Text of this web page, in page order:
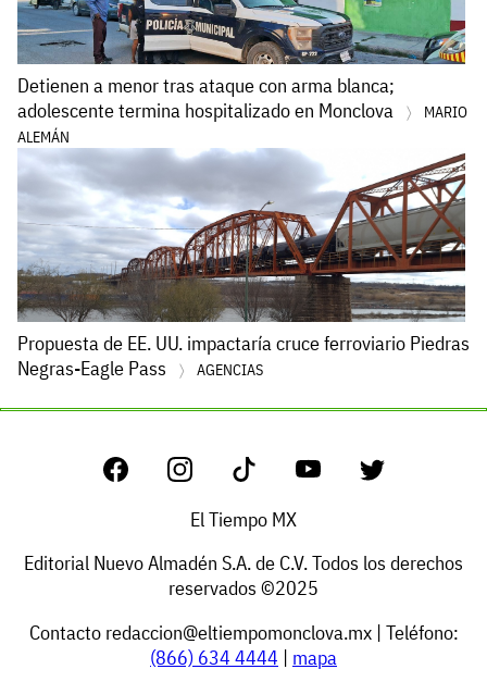
Detienen a menor tras ataque con arma blanca;
adolescente termina hospitalizado en Monclova
MARIO
ALEMÁN
Propuesta de EE. UU. impactaría cruce ferroviario Piedras
Negras-Eagle Pass
AGENCIAS
El Tiempo MX
Editorial Nuevo Almadén S.A. de C.V. Todos los derechos
reservados ©2025
Contacto redaccion@eltiempomonclova.mx| Teléfono:
(866) 634 4444 | mapa